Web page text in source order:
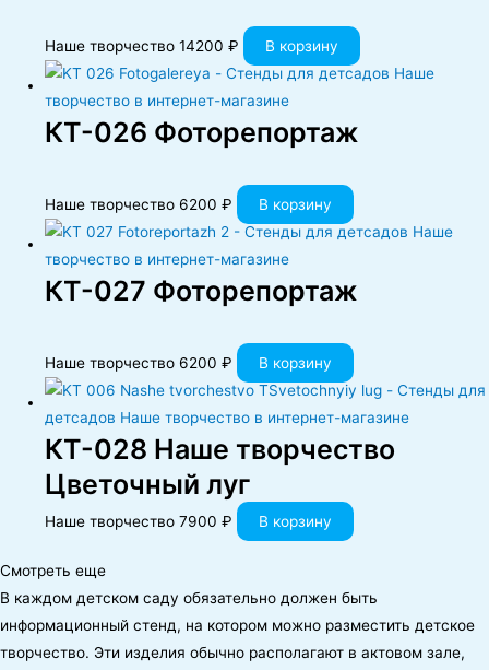
Наше творчество14200₽ В корзину
КT-026 Фоторепортаж
Наше творчество6200₽ В корзину
КT-027 Фоторепортаж
Наше творчество6200₽ В корзину
КТ-028 Наше творчество
Цветочный луг
Наше творчество7900₽ В корзину
Смотреть еще
В каждом детском саду обязательно должен быть
информационный стенд, на котором можно разместить детское
творчество. Эти изделия обычно располагают в актовом зале,